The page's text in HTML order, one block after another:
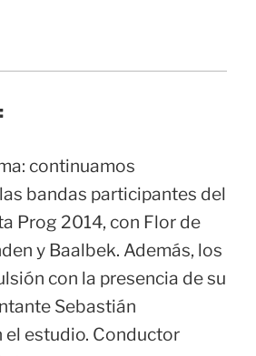
continuamos
bandas participantes del
Prog 2014, con Flor de
y Baalbek. Además, los
con la presencia de su
Sebastián
el estudio. Conductor